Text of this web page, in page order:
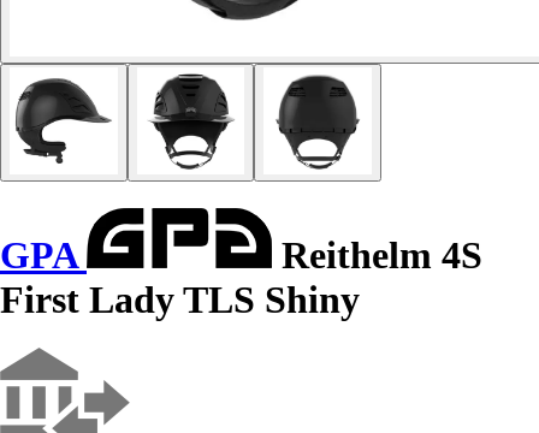
GPA
Reithelm 4S
First Lady TLS Shiny